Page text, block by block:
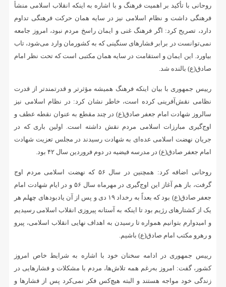
روحانی با تأکید بر اهمیت فرهنگ و با اشاره به اینکه انقلاب اسلامی منشأ
فرهنگی داشت و نظام اسلامی نیز در سایه همان حرکت فرهنگی تداوم
دارد، تصریح کرد: اگر فرهنگ غنی و ایمان راسخ مردم نبود، امروز جامعه
نمی‌توانست در برابر فشارهای سنگینی که به کشورمان وارد می‌شود، تاب
بیاورد. این ایمان و استقامت در سایه همان مکتبی است که تحت نظر امام
صادق(ع) بالنده شد.
رییس جمهوری با بیان اینکه فرهنگ همیشه مؤثرتر و قدرتمندتر از قدرت
نظامی نقش‌آفرینی کرده است، خاطر نشان کرد: در نظام اسلامی نیز
سالروز شهادت امام جعفر صادق(ع) در چند مقطع به عنوان نقطه عطف و
اوج‌گیری مبارزات اسلامی مردم نقش‌ داشته است. اولین باری که در
جریان نهضت اسلامی عده‌ای به شهادت رسیدند در مجلس تعزیت شهادت
امام جعفر صادق(ع) در مدرسه فیضیه در دوم فروردین سال ۴۲ بود.
روحانی اضافه کرد: همچنین در سال ۵۶ که نهضت اسلامی مردم اوج
گرفت، باز هم آغاز این اوج‌گیری در مهرماه سال ۵۶ و در ایام شهادت امام
جعفر صادق(ع) بود که بعداً به رخداد ۱۹ دی و پس از آن یادبودهای چهلم هر
یک از کشتارهای رژیم بود تا اینکه به آستانه پیروزی انقلاب اسلامی رسیدیم
و امیدوارم بتوانیم همواره تا رسیدن به اهداف نهایی انقلاب اسلامی، پیرو
و رهرو مکتب امام صادق(ع) باشیم.
رییس جمهوری در ادامه سخنان خود با اشاره به شرایط خاص امروز
کشور، گفت: امروز به‌رغم همه تلاش‌ها، مردم با مشکلات و فشارهایی در
زندگی خود مواجه هستند و البته هیچ‌کس فکر نمی‌کرد پس از فشارها و